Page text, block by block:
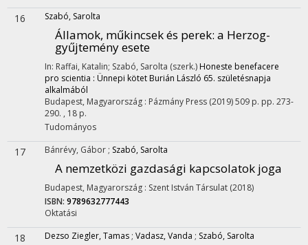
16 Szabó, Sarolta
Államok, műkincsek és perek: a Herzog-
gyűjtemény esete
In: Raffai, Katalin; Szabó, Sarolta (szerk.) Honeste benefacere
pro scientia : Ünnepi kötet Burián László 65. születésnapja
alkalmából
Budapest, Magyarország : Pázmány Press (2019)509 p. pp. 273-
290. , 18 p.
Tudományos
17 Bánrévy, Gábor ; Szabó, Sarolta
A nemzetközi gazdasági kapcsolatok joga
Budapest, Magyarország : Szent István Társulat (2018)
ISBN: 9789632777443
Oktatási
18 Dezso Ziegler, Tamas ; Vadasz, Vanda ; Szabó, Sarolta